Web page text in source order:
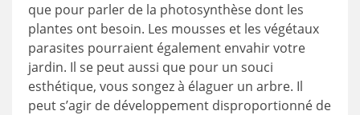
que pour parler de la photosynthèse dont les
plantes ont besoin. Les mousses et les végétaux
parasites pourraient également envahir votre
jardin. Il se peut aussi que pour un souci
esthétique, vous songez à élaguer un arbre. Il
peut s’agir de développement disproportionné de